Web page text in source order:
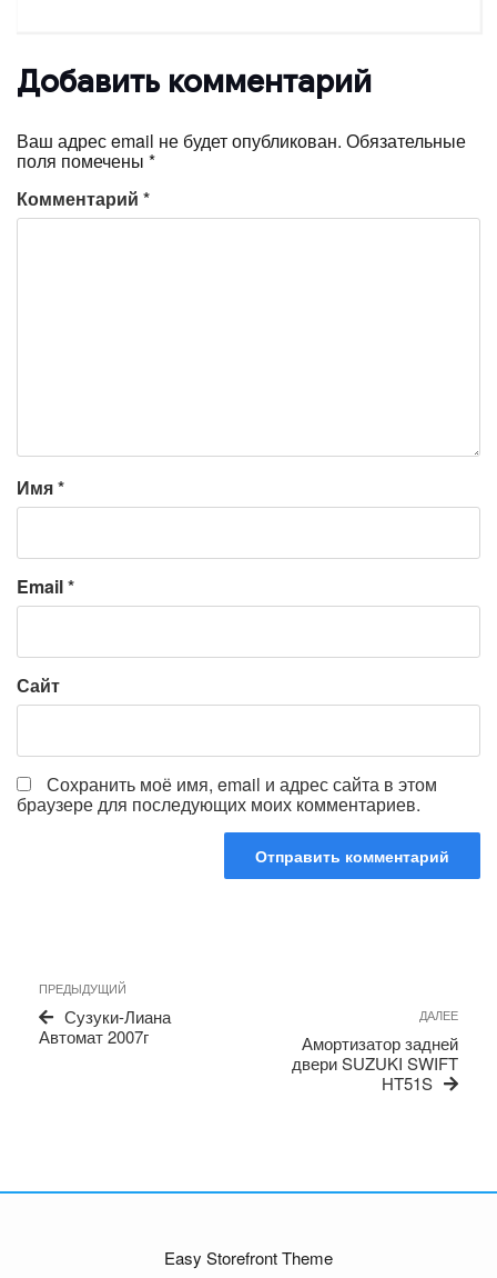
Добавить комментарий
Ваш адрес email не будет опубликован. Обязательные
поля помечены *
Комментарий *
Имя*
Email*
Сайт
Сохранить моё имя, email и адрес сайта в этом
браузере для последующих моих комментариев.
по
записям
Предыдущая
запись
ПРЕДЫДУЩИЙ
Сузуки-Лиана
Автомат 2007г
ДАЛЕЕ
Амортизатор задней
двери SUZUKI SWIFT
HT51S
Easy Storefront Theme